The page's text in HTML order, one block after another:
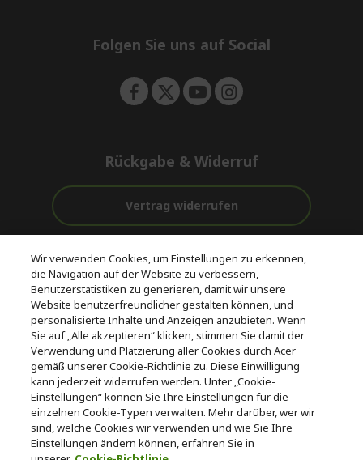
e
Folgen Sie uns auf Social
Rückgabe & Widerruf
Vertrag widerrufen
Kostenloser
Versand
vor und nach
dem Kauf
Zahlung
© 2026 Acer Inc.
CPYou BV ist der autorisierte Wiederverkäufer und Händler der
Produkte und Dienstleistungen, die in diesem Shop angeboten
werden.
Wir verwenden Cookies, um Einstellungen zu erkennen,
die Navigation auf der Website zu verbessern,
Benutzerstatistiken zu generieren, damit wir unsere
Website benutzerfreundlicher gestalten können, und
personalisierte Inhalte und Anzeigen anzubieten. Wenn
Sie auf „Alle akzeptieren“ klicken, stimmen Sie damit der
Verwendung und Platzierung aller Cookies durch Acer
gemäß unserer Cookie-Richtlinie zu. Diese Einwilligung
kann jederzeit widerrufen werden. Unter „Cookie-
Einstellungen“ können Sie Ihre Einstellungen für die
einzelnen Cookie-Typen verwalten. Mehr darüber, wer wir
sind, welche Cookies wir verwenden und wie Sie Ihre
Einstellungen ändern können, erfahren Sie in